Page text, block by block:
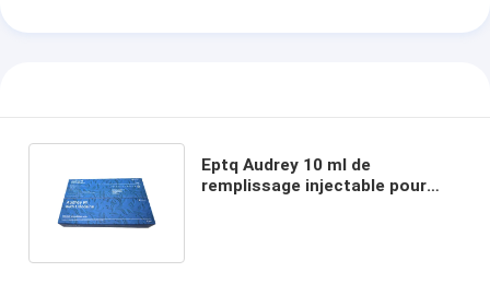
Eptq Audrey 10 ml de
remplissage injectable pour